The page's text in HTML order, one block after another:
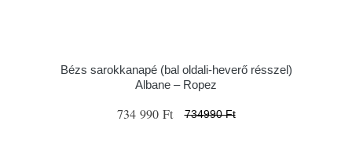
Bézs sarokkanapé (bal oldali-heverő résszel)
Albane – Ropez
734 990 Ft 734990 Ft